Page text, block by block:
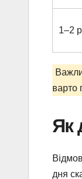
1–2
варто
Як
дня